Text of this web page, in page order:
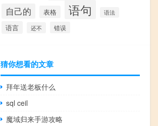
自己的 表格 语句 语法
语言 还不 错误
猜你想看的文章
拜年送老板什么
sql ceil
魔域归来手游攻略